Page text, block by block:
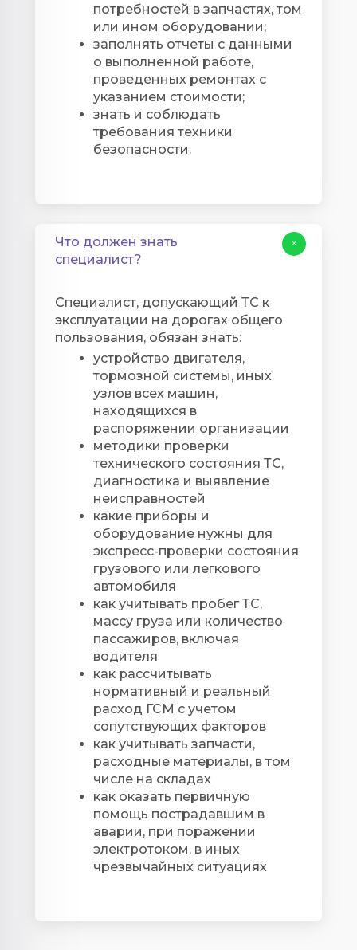
потребностей в запчастях, том
или ином оборудовании;
заполнять отчеты с данными
о выполненной работе,
проведенных ремонтах с
указанием стоимости;
знать и соблюдать
требования техники
безопасности.
Что должен знать
специалист?
Специалист, допускающий ТС к
эксплуатации на дорогах общего
пользования, обязан знать:
устройство двигателя,
тормозной системы, иных
узлов всех машин,
находящихся в
распоряжении организации
методики проверки
технического состояния ТС,
диагностика и выявление
неисправностей
какие приборы и
оборудование нужны для
экспресс-проверки состояния
грузового или легкового
автомобиля
как учитывать пробег ТС,
массу груза или количество
пассажиров, включая
водителя
как рассчитывать
нормативный и реальный
расход ГСМ с учетом
сопутствующих факторов
как учитывать запчасти,
расходные материалы, в том
числе на складах
как оказать первичную
помощь пострадавшим в
аварии, при поражении
электротоком, в иных
чрезвычайных ситуациях
+